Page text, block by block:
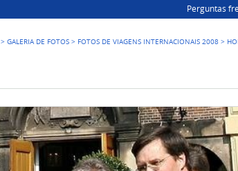
Perguntas
>GALERIA DE FOTOS > FOTOS DE VIAGENS INTERNACIONAIS 2008 >